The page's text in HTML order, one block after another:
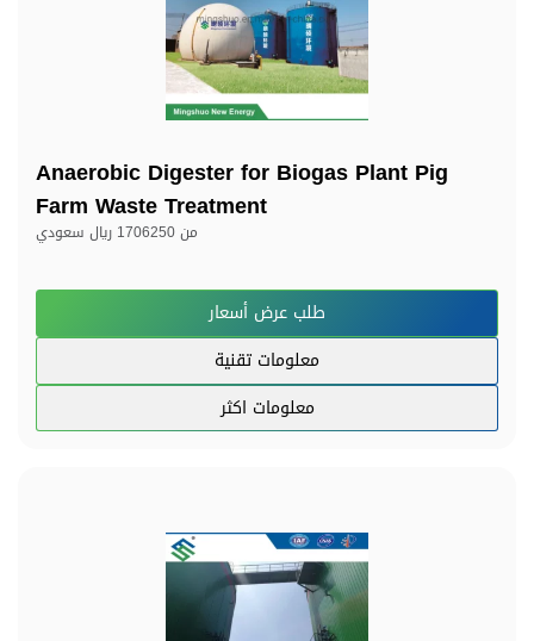
Anaerobic Digester for Biogas Plant Pig
Farm Waste Treatment
من1706250 ريال سعودي
طلب عرض أسعار
معلومات تقنية
معلومات اكثر